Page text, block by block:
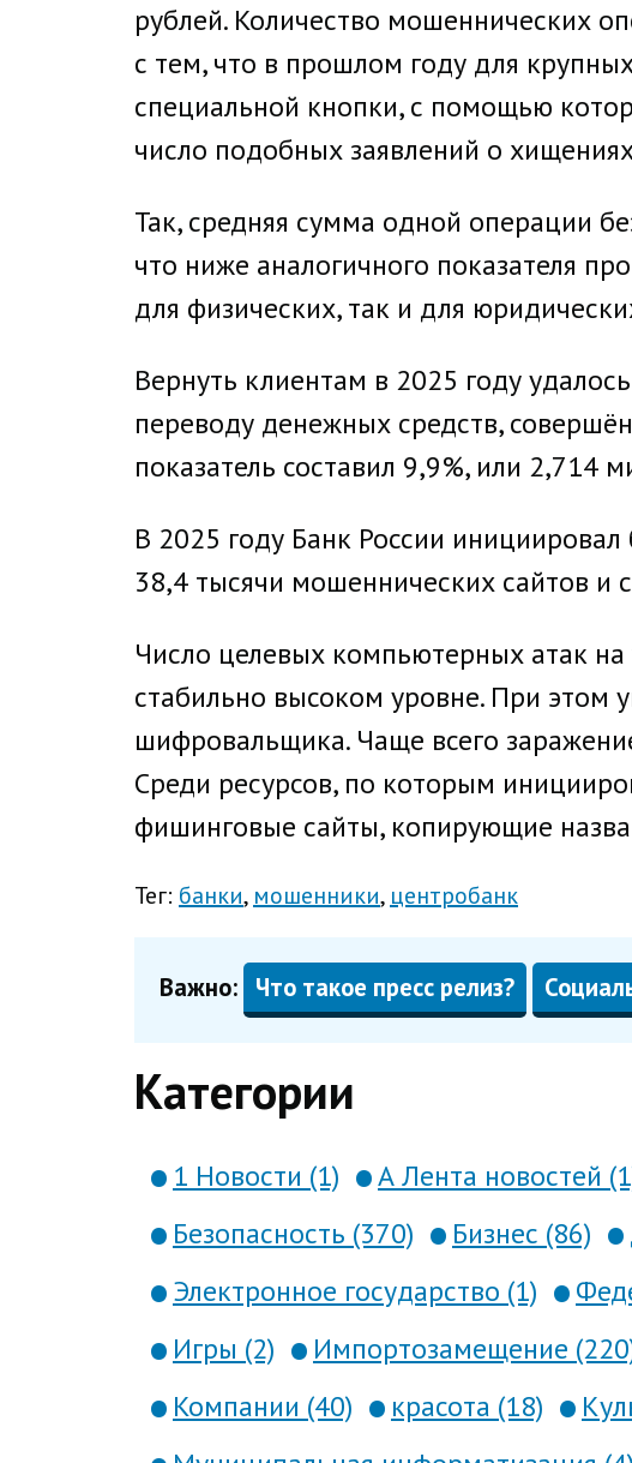
рублей. Количество мошеннических
с тем, что в прошлом году для
специальной кнопки, с помощью
число подобных заявлений о
Так, средняя сумма одной операции
что ниже аналогичного показателя
для физических, так и для
Вернуть клиентам в 2025 году
переводу денежных средств,
показатель составил 9,9%, или 2,714
В 2025 году Банк России
38,4 тысячи мошеннических сайтов и
Число целевых компьютерных атак
стабильно высоком уровне. При этом
шифровальщика. Чаще всего
Среди ресурсов, по которым
фишинговые сайты, копирующие
Тег: банки мошенники центробанк
Важно: Что такое пресс релиз?
Категории
1 Новости (1) А Лента новостей
Безопасность (370)
Бизнес (86)
Электронное государство (1)
Игры (2)
Импортозамещение
Компании (40)
красота (18)